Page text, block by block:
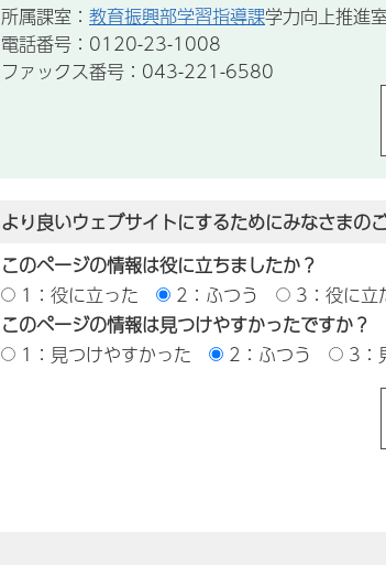
所属課室： 教育振興部学習指導課学力向上推進室
電話番号：0120-23-1008
ファックス番号：043-221-6580
より良いウェブサイトにするためにみなさまの
このページの情報は役に立ちましたか？
1：役に立った
2：ふつう
3：役に立
このページの情報は見つけやすかったですか？
1：見つけやすかった
2：ふつう 3：